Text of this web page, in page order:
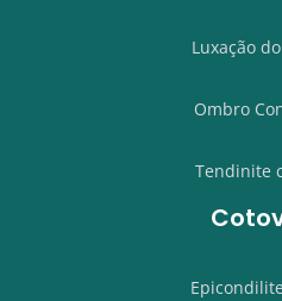
Luxação
Ombro
Tendinite